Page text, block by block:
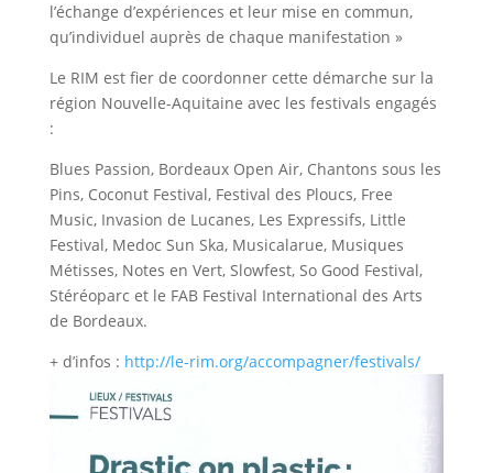
l’échange d’expériences et leur mise en commun,
qu’individuel auprès de chaque manifestation »
Le RIM est fier de coordonner cette démarche sur la
région Nouvelle-Aquitaine avec les festivals engagés
:
Blues Passion, Bordeaux Open Air, Chantons sous les
Pins, Coconut Festival, Festival des Ploucs, Free
Music, Invasion de Lucanes, Les Expressifs, Little
Festival, Medoc Sun Ska, Musicalarue, Musiques
Métisses, Notes en Vert, Slowfest, So Good Festival,
Stéréoparc et le FAB Festival International des Arts
de Bordeaux.
+ d’infos : http://le-rim.org/accompagner/festivals/